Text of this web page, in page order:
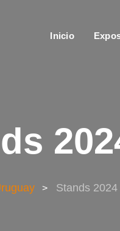
Inicio
> Stands 2024